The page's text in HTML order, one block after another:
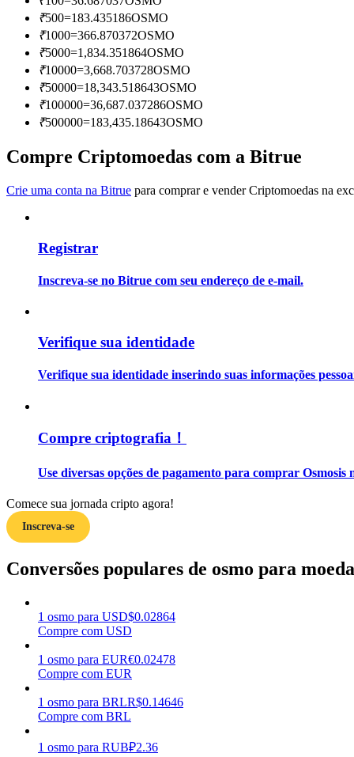
Torne-se um Trader de Cópias
Desfrute da partilha de lucros e comissões de copy trading
Informação
Análise de big data, incluindo informações comerciais, etc.
Guia
Estratégias de negociação
Aprenda como se manter lucrativo
₹500=183.435186OSMO
₹1000=366.870372OSMO
₹5000=1,834.351864OSMO
₹10000=3,668.703728OSMO
₹50000=18,343.518643OSMO
₹100000=36,687.037286OSMO
₹500000=183,435.18643OSMO
Compre Criptomoedas com a Bitrue
Crie uma conta na Bitrue para comprar e vender Criptomoedas na
Registrar
Inscreva-se no Bitrue com seu endereço de e-mail.
Verifique sua identidade
Verifique sua identidade inserindo suas informações
Compre criptografia！
Use diversas opções de pagamento para comprar Osmosis
Comece sua jornada cripto agora!
Inscreva-se
Conversões populares de osmo para
1 osmo para USD$0.02864
Compre com USD
1 osmo para EUR€0.02478
Compre com EUR
1 osmo para BRLR$0.14646
Compre com BRL
1 osmo para RUB₽2.36